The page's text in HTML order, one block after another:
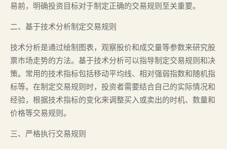
易前，明确投资目标对于制定正确的交易规则至关重要。
二、基于技术分析制定交易规则
技术分析是通过绘制图表，观察股价和成交量等参数来研究股
票市场走势的方法。基于技术分析可以指导制定交易规则和决
策。常用的技术指标包括移动平均线、相对强弱指数和随机指
标等。在制定交易规则时，投资者需要结合自己的实际情况和
经验，根据技术指标的变化来调整买入或卖出的时机、数量和
价格等交易规则。
三、严格执行交易规则